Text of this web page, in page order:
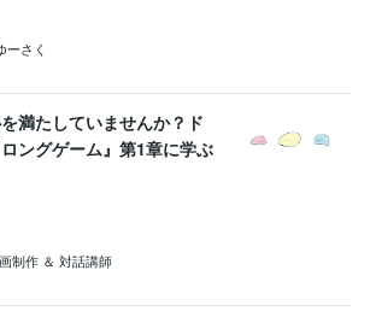
ーさく
満たしていませんか？ド
ングゲーム』第1章に学ぶ
制作 ＆ 対話講師